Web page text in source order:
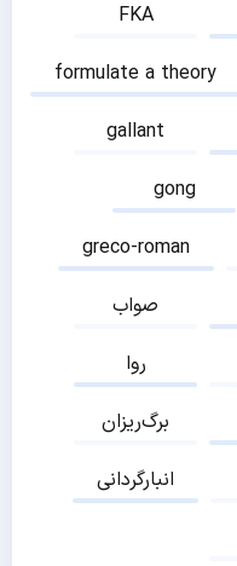
FKA
formulate a theory
gallant
gong
greco-roman
صواب
روا
برگ‌ریزان
انبارگردانی